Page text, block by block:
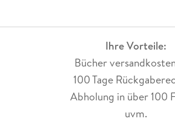
Ihre Vorteile:
Bücher
100 Tage
Abholung in über 100
uvm.